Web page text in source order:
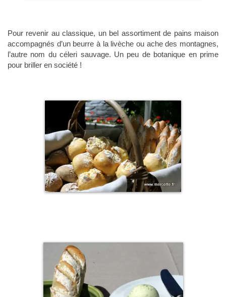
Pour revenir au classique, un bel assortiment de pains maison
accompagnés d’un beurre à la livèche ou ache des montagnes,
l’autre nom du céleri sauvage. Un peu de botanique en prime
pour briller en société !